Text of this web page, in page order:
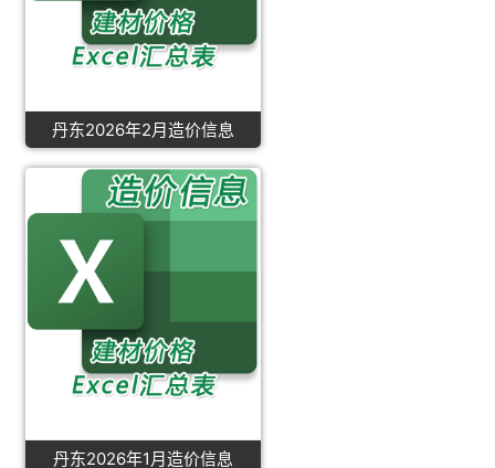
丹东2026年2月造价信息
丹东2026年1月造价信息